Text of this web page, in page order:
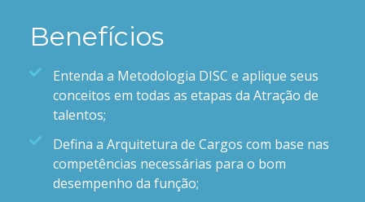
Benefícios
Entenda a Metodologia DISC e aplique seus
conceitos em todas as etapas da Atração de
talentos;
Defina a Arquitetura de Cargos com base nas
competências necessárias para o bom
desempenho da função;